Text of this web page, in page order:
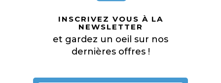
INSCRIVEZ VOUS À LA
NEWSLETTER
et gardez un oeil sur nos
dernières offres !